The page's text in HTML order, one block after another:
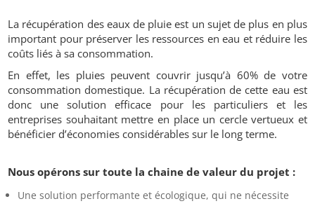
La récupération des eaux de pluie est un sujet de plus en plus
important pour préserver les ressources en eau et réduire les
coûts liés à sa consommation.
En effet, les pluies peuvent couvrir jusqu’à 60% de votre
consommation domestique. La récupération de cette eau est
donc une solution efficace pour les particuliers et les
entreprises souhaitant mettre en place un cercle vertueux et
bénéficier d’économies considérables sur le long terme.
Nous opérons sur toute la chaine de valeur du projet :
Une solution performante et écologique, qui ne nécessite